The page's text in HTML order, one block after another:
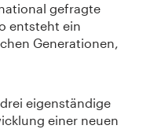
gefragte
entsteht ein
Generationen,
eigenständige
einer neuen